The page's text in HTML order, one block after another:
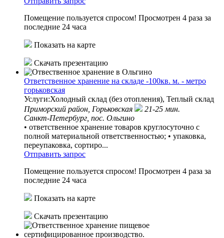
Помещение пользуется спросом! Просмотрен 4 раза за
последние 24 часа
Показать на карте
Скачать презентацию
Ответственное хранение на складе -100кв. м. - метро
горьковская
Услуги:Холодный склад (без отопления), Теплый склад
Приморский район, Горьковская
21-25 мин.
Санкт-Петербург, пос. Ольгино
• ответственное хранение товаров круглосуточно с
полной материальной ответственностью; • упаковка,
переупаковка, сортиро...
Отправить запрос
Помещение пользуется спросом! Просмотрен 4 раза за
последние 24 часа
Показать на карте
Скачать презентацию